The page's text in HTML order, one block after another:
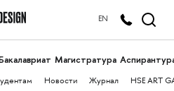
EN
Магистратура
Новости Журнал HSE ART